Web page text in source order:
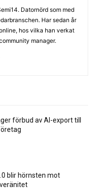
Datornörd som med
Har sedan år
hos vilka han verkat
manager.
förbud av AI-export till
blir hörnsten mot